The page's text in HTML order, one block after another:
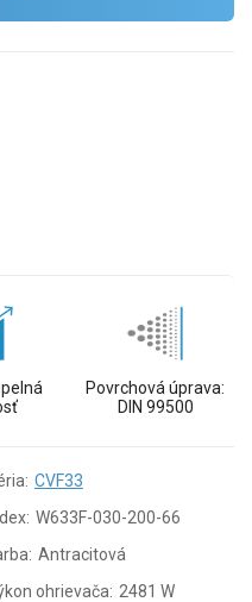
Povrchová úprava:
DIN 99500
CVF33
W633F-030-200-66
Antracitová
ohrievača: 2481 W